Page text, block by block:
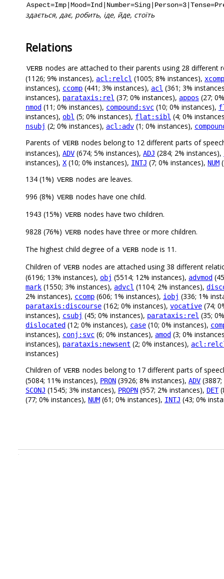
здається, дає, робить, іде, йде, стоїть
Relations
VERB nodes are attached to their parents using 28 different
(1126; 9% instances), acl:relcl (1005; 8% instances), xcomp
instances), ccomp (441; 3% instances), acl (361; 3%
instances), parataxis:rel (37; 0% instances), appos (27;
nmod (11; 0% instances), compound:svc (10; 0% instances),
instances), obl (5; 0% instances), flat:sibl (4; 0%
nsubj (2; 0% instances), acl:adv (1; 0% instances),
Parents of VERB nodes belong to 12 different parts of
instances), ADV (674; 5% instances), ADJ (284; 2% instances),
instances), X (10; 0% instances), INTJ (7; 0% instances), NUM
134 (1%) VERB nodes are leaves.
996 (8%) VERB nodes have one child.
1943 (15%) VERB nodes have two children.
9828 (76%) VERB nodes have three or more children.
The highest child degree of a VERB node is 11.
Children of VERB nodes are attached using 38 different
(6196; 13% instances), obj (5514; 12% instances), advmod
mark (1550; 3% instances), advcl (1104; 2% instances),
2% instances), ccomp (606; 1% instances), iobj (336; 1%
parataxis:discourse (162; 0% instances), vocative (74;
instances), csubj (45; 0% instances), parataxis:rel (35;
dislocated (12; 0% instances), case (10; 0% instances),
instances), conj:svc (6; 0% instances), amod (3; 0%
instances), parataxis:newsent (2; 0% instances),
instances)
Children of VERB nodes belong to 17 different parts of
(5084; 11% instances), PRON (3926; 8% instances), ADV
SCONJ (1545; 3% instances), PROPN (957; 2% instances), DET
(77; 0% instances), NUM (61; 0% instances), INTJ (43; 0%
.